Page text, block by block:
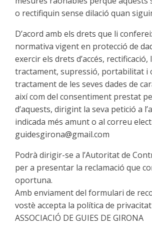
o rectifiquin sense dilació quan
D’acord amb els drets que li
normativa vigent en protecció de
exercir els drets d’accés, rectificació,
tractament, supressió, portabilitat i
tractament de les seves dades de
així com del consentiment prestat
d’aquests, dirigint la seva petició a
indicada més amunt o al correu
guidesgirona@gmail.com
Podrà dirigir-se a l’Autoritat de
per a presentar la reclamació que
oportuna.
Amb enviament del formulari de
vostè accepta la política de
ASSOCIACIÓ DE GUIES DE GIRONA